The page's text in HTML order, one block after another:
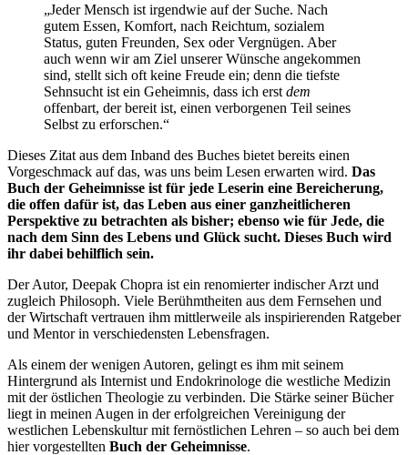
„Jeder Mensch ist irgendwie auf der Suche. Nach
gutem Essen, Komfort, nach Reichtum, sozialem
Status, guten Freunden, Sex oder Vergnügen. Aber
auch wenn wir am Ziel unserer Wünsche angekommen
sind, stellt sich oft keine Freude ein; denn die tiefste
Sehnsucht ist ein Geheimnis, dass ich erst dem
offenbart, der bereit ist, einen verborgenen Teil seines
Selbst zu erforschen.“
Dieses Zitat aus dem Inband des Buches bietet bereits einen
Vorgeschmack auf das, was uns beim Lesen erwarten wird. Das
Buch der Geheimnisse ist für jede Leserin eine Bereicherung,
die offen dafür ist, das Leben aus einer ganzheitlicheren
Perspektive zu betrachten als bisher; ebenso wie für Jede, die
nach dem Sinn des Lebens und Glück sucht. Dieses Buch wird
ihr dabei behilflich sein.
Der Autor, Deepak Chopra ist ein renomierter indischer Arzt und
zugleich Philosoph. Viele Berühmtheiten aus dem Fernsehen und
der Wirtschaft vertrauen ihm mittlerweile als inspirierenden Ratgeber
und Mentor in verschiedensten Lebensfragen.
Als einem der wenigen Autoren, gelingt es ihm mit seinem
Hintergrund als Internist und Endokrinologe die westliche Medizin
mit der östlichen Theologie zu verbinden. Die Stärke seiner Bücher
liegt in meinen Augen in der erfolgreichen Vereinigung der
westlichen Lebenskultur mit fernöstlichen Lehren – so auch bei dem
hier vorgestellten Buch der Geheimnisse.